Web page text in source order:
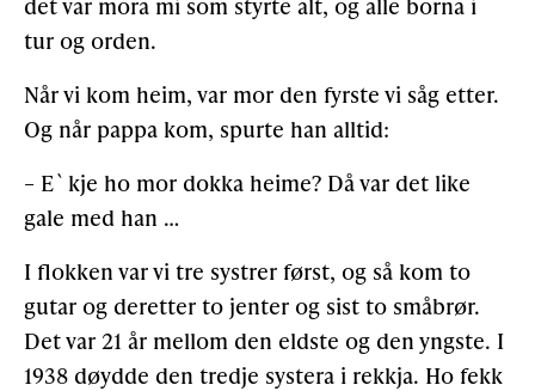
tur og orden.
Når vi kom heim, var mor den fyrste vi såg etter.
Og når pappa kom, spurte han alltid:
– E`kje ho mor dokka heime? Då var det like
gale med han …
I flokken var vi tre systrer først, og så kom to
gutar og deretter to jenter og sist to småbrør.
Det var 21 år mellom den eldste og den yngste. I
1938 døydde den tredje systera i rekkja. Ho fekk